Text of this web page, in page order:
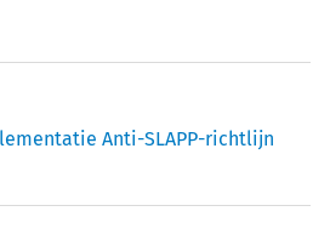
Anti-SLAPP-richtlijn